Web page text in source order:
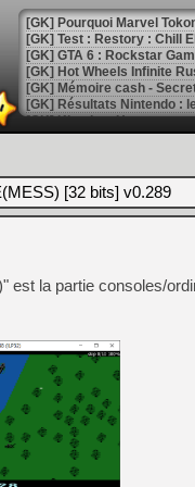
[GK] Pourquoi Marvel
[GK] Test : Restory : Chill
[GK] GTA 6 : Rockstar
[GK] Hot Wheels Infinite
[GK] Mémoire cash -
[GK] Résultats Nintendo :
[GK] Déjà des
[Mo5] Brickboy cherche à
[GK] Minecraft et ses «
[GK] Beast of
[GK] Ubisoft : fin de partie
[GK] Mémoire cash -
[GK] Dan Houser (GTA)
[GK] Comment EA Sports
[GK] Crimson Moon : un
[GK] Isle of Reveries : le
[GK] Moonlighter 2 : The
[GK] Capcom relance
[Mo5] Deux inédits du
[GK] Le beat'em up The
[GK] Endless Legend 2 :
[32 bits] v0.289
est la partie consoles/